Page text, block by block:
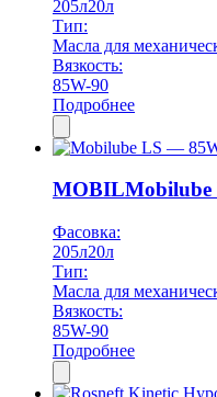
205л20л
Тип:
Масла для
Вязкость:
85W-90
Подробнее
MOBIL
Фасовка:
205л20л
Тип:
Масла для
Вязкость:
85W-90
Подробнее